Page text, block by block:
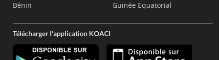
Bénin
Guinée Equatorial
Télécharger l'application KOACI